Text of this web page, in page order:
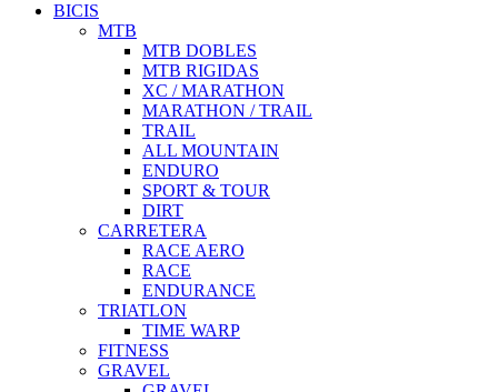
BICIS
MTB
MTB DOBLES
MTB RIGIDAS
XC / MARATHON
MARATHON / TRAIL
TRAIL
ALL MOUNTAIN
ENDURO
SPORT & TOUR
DIRT
CARRETERA
RACE AERO
RACE
ENDURANCE
TRIATLON
TIME WARP
FITNESS
GRAVEL